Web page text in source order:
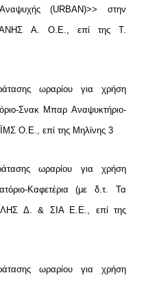
Αναψυχής (URBAN)>> στην
Α. Ο.Ε., επί της Τ.
ωραρίου για χρήση
Σνακ Μπαρ Αναψυκτήριο-
Ο.Ε., επί της Μηλίνης 3
ωραρίου για χρήση
Καφετέρια (με δ.τ. Τα
Δ. & ΣΙΑ Ε.Ε., επί της
ωραρίου για χρήση